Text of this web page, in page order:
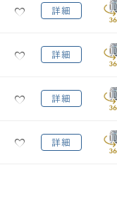
研磨状態
EXCELLENT
NONE
詳細
詳細
詳細
詳細